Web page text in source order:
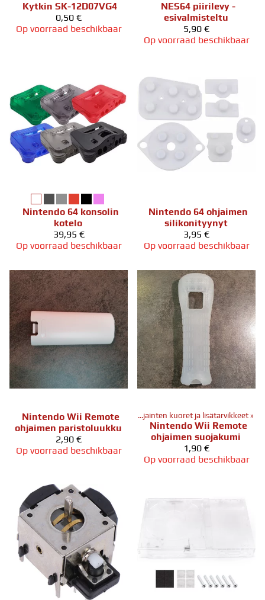
Kytkin SK-12D07VG4
0,50 €
Op voorraad beschikbaar
NES64 piirilevy -
esivalmisteltu
5,90 €
Op voorraad beschikbaar
Nintendo 64 konsolin
kotelo
39,95 €
Op voorraad beschikbaar
Nintendo 64 ohjaimen
silikonityynyt
3,95 €
Op voorraad beschikbaar
Nintendo Wii Remote
ohjaimen paristoluukku
2,90 €
Op voorraad beschikbaar
Spelcontrollers ‪» Nintendo ‪» Wii ohjainten kuoret ja lisätarvikkeet ‪»
Nintendo Wii Remote
ohjaimen suojakumi
1,90 €
Op voorraad beschikbaar